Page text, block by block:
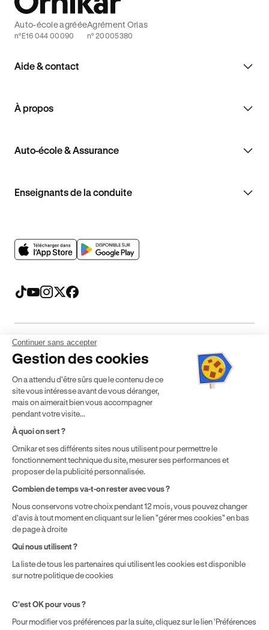
Aide & contact
À propos
Auto-école & Assurance
Enseignants de la conduite
Auto-école agréée
n°E16 044 00090
Agrément Orias
n° 20005380
Mentions légales CGV CGU Politique de confidentialité
* Détail des conditions de nos offres
localisation géographique et du type de formules que vous
achetez comme détaillé dans nosConditions Générales de
Vente.
Continuer sans accepter
Gestion des cookies
On a attendu d'être sûrs que le contenu de ce
site vous intéresse avant de vous déranger,
mais on aimerait bien vous accompagner
pendant votre visite...
À quoi on sert ?
Ornikar et ses différents sites nous utilisent pour permettre le
fonctionnement technique du site, mesurer ses performances et
proposer de la publicité personnalisée.
Combien de temps va-t-on rester avec vous ?
Nous conservons votre choix pendant 12 mois, vous pouvez changer
d'avis à tout moment en cliquant sur le lien "gérer mes cookies" en bas
de page à droite
Qui nous utilisent ?
La liste de tous les partenaires qui utilisent les cookies est disponible
sur notre politique de cookies
C'est OK pour vous ?
Pour modifier vos préférences par la suite, cliquez sur le lien 'Préférences